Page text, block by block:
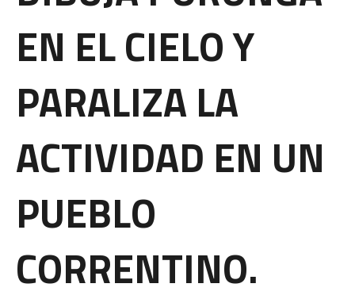
EN EL CIELO Y
PARALIZA LA
ACTIVIDAD EN UN
PUEBLO
CORRENTINO.